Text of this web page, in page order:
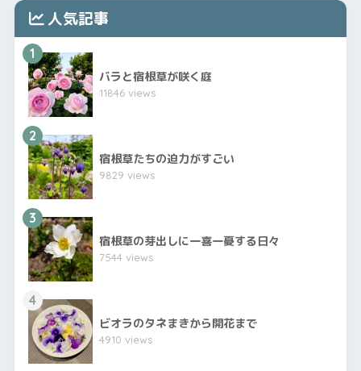
人気記事
1
バラと宿根草が咲く庭
11846 views
2
宿根草たちの迫力がすごい
9829 views
3
宿根草の芽出しに一喜一憂する日々
7544 views
4
ビオラのタネまきから開花まで
4910 views